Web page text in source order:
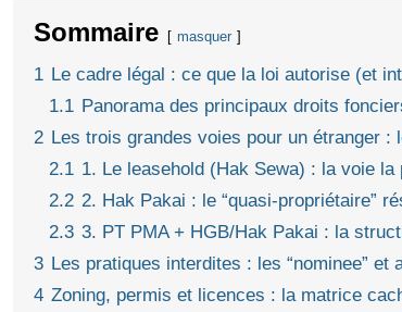
Sommaire masquer
1 Le cadre légal : ce que la loi autorise (et
1.1 Panorama des principaux droits
2 Les trois grandes voies pour un étranger :
2.1 1. Le leasehold (Hak Sewa) : la voie
2.2 2. Hak Pakai : le “quasi‑propriétaire”
2.3 3. PT PMA + HGB/Hak Pakai : la
3 Les pratiques interdites : les “nominee” et
4 Zoning, permis et licences : la matrice